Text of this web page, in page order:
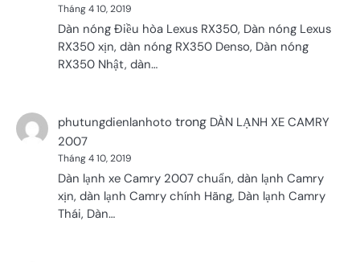
Tháng 4 10, 2019
Dàn nóng Điều hòa Lexus RX350, Dàn nóng Lexus
RX350 xịn, dàn nóng RX350 Denso, Dàn nóng
RX350 Nhật, dàn…
phutungdienlanhoto trong DÀN LẠNH XE CAMRY
2007
Tháng 4 10, 2019
Dàn lạnh xe Camry 2007 chuẩn, dàn lạnh Camry
xịn, dàn lạnh Camry chính Hãng, Dàn lạnh Camry
Thái, Dàn…